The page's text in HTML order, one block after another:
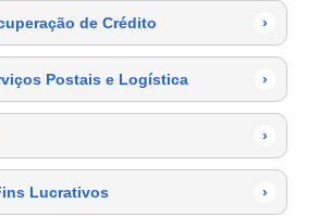
de Crédito ›
Postais e Logística ›
›
Lucrativos ›